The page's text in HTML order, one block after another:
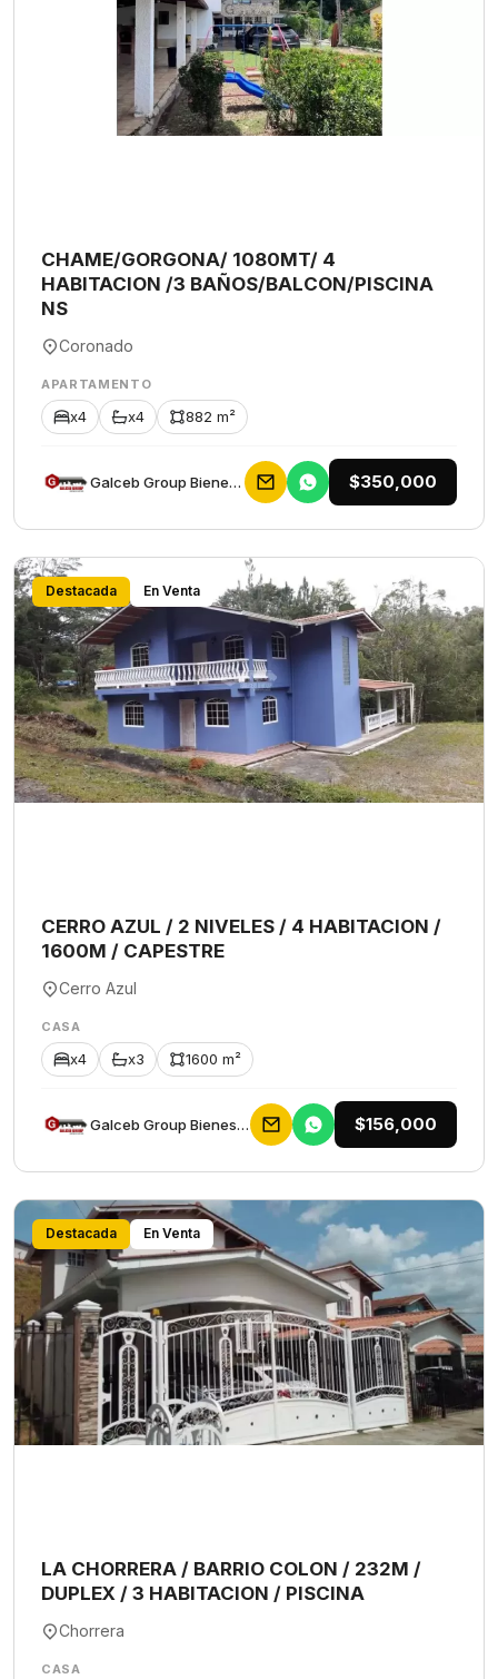
CHAME/GORGONA/ 1080MT/ 4
HABITACION /3 BAÑOS/BALCON/PISCINA
NS
Coronado
APARTAMENTO
x4 x4 882 m²
Galceb Group Bienes Raices $350,000
Destacada En Venta
CERRO AZUL / 2 NIVELES / 4 HABITACION /
1600M / CAPESTRE
Cerro Azul
CASA
x4 x3 1600 m²
Galceb Group Bienes Raices $156,000
Destacada En Venta
LA CHORRERA / BARRIO COLON / 232M /
DUPLEX / 3 HABITACION / PISCINA
Chorrera
CASA